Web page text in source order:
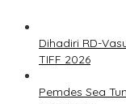
Dihadiri RD-
TIFF 2026
Pemdes Sea